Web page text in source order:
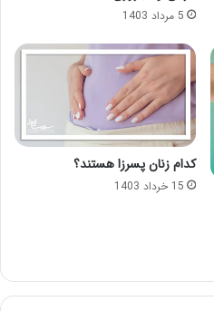
5 مرداد 1403
کدام زنان پسرزا هستند؟
15 خرداد 1403